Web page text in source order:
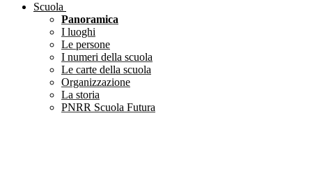
Scuola
Panoramica
I luoghi
Le persone
I numeri della scuola
Le carte della scuola
Organizzazione
La storia
PNRR Scuola Futura